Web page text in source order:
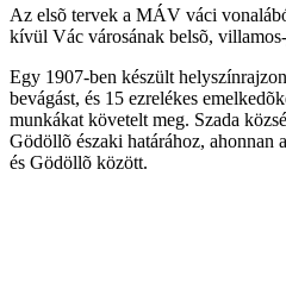
Az elsõ tervek a MÁV váci
kívül Vác városának belsõ,
Egy 1907-ben készült
bevágást, és 15 ezrelékes
munkákat követelt meg. Szada
Gödöllõ északi határához, ahonnan
és Gödöllõ között.